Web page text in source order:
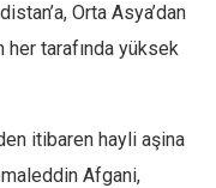
Orta Asya’dan
her tarafında yüksek
itibaren hayli aşina
Afgani,